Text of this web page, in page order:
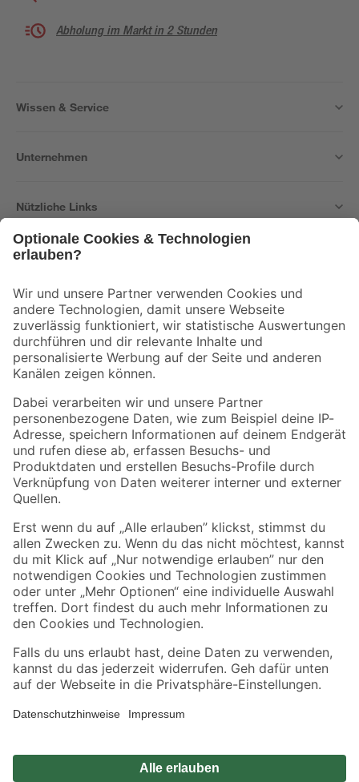
Abholung im Markt in 2 Stunden
Wissen & Service
Unternehmen
Nützliche Links
Der toom Newsletter: Keine Angebote und Aktionen mehr verpassen!
Zur Newsletter Anmeldung
Folge uns
Zahlungsarten Versandarten
Sicher einkaufen
Jetzt die toom-App herunterladen
Alle Preisangaben in EUR inkl. gesetzl. MwSt.. Die dargestellten Angebote sind unter
Umständen nicht in allen Märkten verfügbar. Die angegebenen Verfügbarkeiten beziehen
Produkte nur solange der Vorrat reicht.
*Paketversand ab 59 € versandkostenfrei, gilt nicht für Artikel mit Speditionsversand, hier
Privatsphäre Impressum